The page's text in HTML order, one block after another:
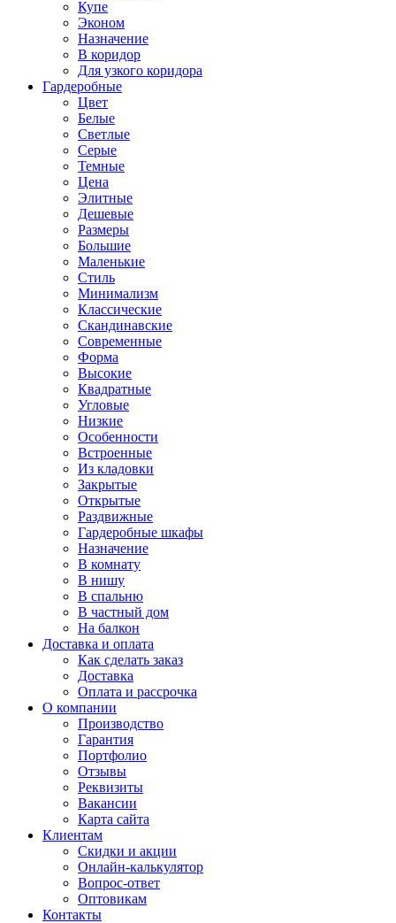
Купе
Эконом
Назначение
В коридор
Для узкого коридора
Гардеробные
Цвет
Белые
Светлые
Серые
Темные
Цена
Элитные
Дешевые
Размеры
Большие
Маленькие
Стиль
Минимализм
Классические
Скандинавские
Современные
Форма
Высокие
Квадратные
Угловые
Низкие
Особенности
Встроенные
Из кладовки
Закрытые
Открытые
Раздвижные
Гардеробные шкафы
Назначение
В комнату
В нишу
В спальню
В частный дом
На балкон
Доставка и оплата
Как сделать заказ
Доставка
Оплата и рассрочка
О компании
Производство
Гарантия
Портфолио
Отзывы
Реквизиты
Вакансии
Карта сайта
Клиентам
Скидки и акции
Онлайн-калькулятор
Вопрос-ответ
Оптовикам
Контакты